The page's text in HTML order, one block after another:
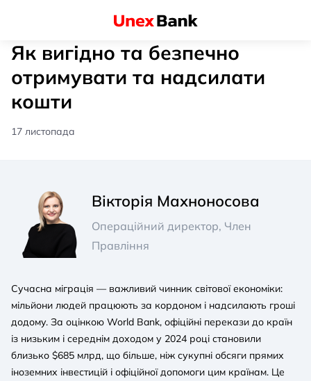
Як вигідно та безпечно
отримувати та надсилати
кошти
17 листопада
Вікторія Махноносова
Операційний директор, Член
Правління
Сучасна міграція — важливий чинник світової економіки:
мільйони людей працюють за кордоном і надсилають гроші
додому. За оцінкою World Bank, офіційні перекази до країн
із низьким і середнім доходом у 2024 році становили
близько $685 млрд, що більше, ніж сукупні обсяги прямих
іноземних інвестицій і офіційної допомоги цим країнам. Це